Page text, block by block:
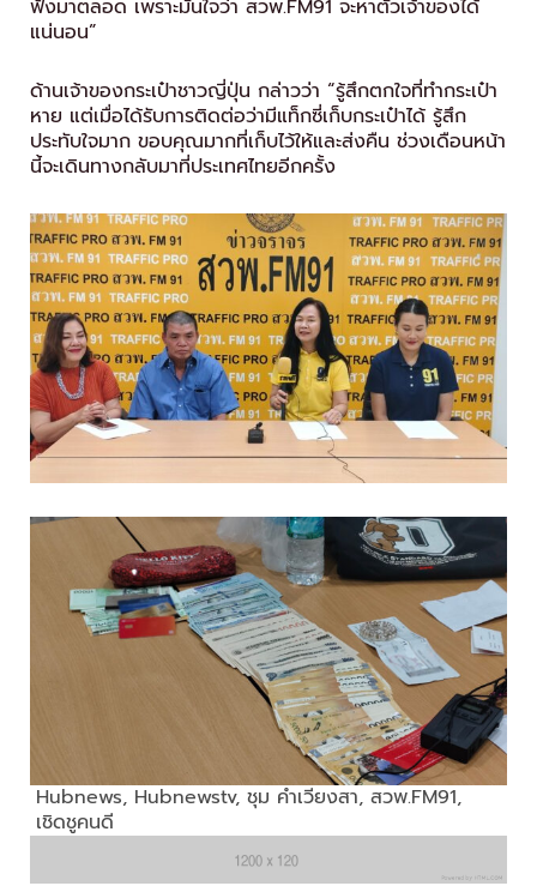
ฟังมาตลอด เพราะมั่นใจว่า สวพ.FM91 จะหาตัวเจ้าของได้
แน่นอน”
ด้านเจ้าของกระเป๋าชาวญี่ปุ่น กล่าวว่า “รู้สึกตกใจที่ทำกระเป๋า
หาย แต่เมื่อได้รับการติดต่อว่ามีแท็กซี่เก็บกระเป๋าได้ รู้สึก
ประทับใจมาก ขอบคุณมากที่เก็บไว้ให้และส่งคืน ช่วงเดือนหน้า
นี้จะเดินทางกลับมาที่ประเทศไทยอีกครั้ง
Hubnews, Hubnewstv, ชุม คำเวียงสา, สวพ.FM91,
เชิดชูคนดี